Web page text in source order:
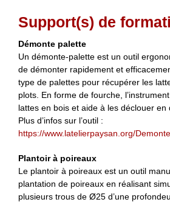
Support(s) de
Démonte palette
Un démonte-palette est un outil
de démonter rapidement et
type de palettes pour récupérer les
plots. En forme de fourche,
lattes en bois et aide à les déclouer en
Plus d’infos sur l’outil :
https://www.latelierpaysan.org/
Plantoir à poireaux
Le plantoir à poireaux est un outil
plantation de poireaux en réalisant
plusieurs trous de Ø25 d’une